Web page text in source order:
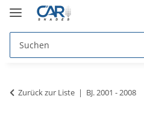
Zurück zur Liste BJ. 2001 - 2008